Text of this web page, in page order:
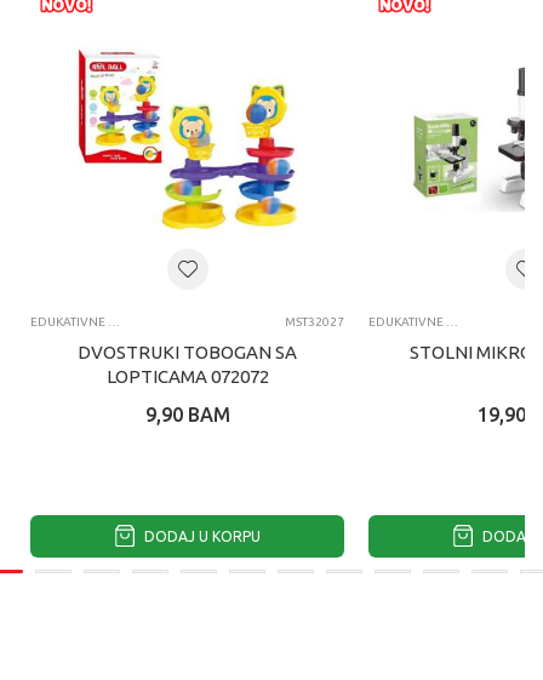
EDUKATIVNE IGRACKE ZA DECU MST32027
DVOSTRUKI TOBOGAN SA
LOPTICAMA 072072
9,90 BAM
DODAJ U KORPU
EDUKATIVNE IGRACKE ZA DECU
STOLNI
19,90
DODAJ